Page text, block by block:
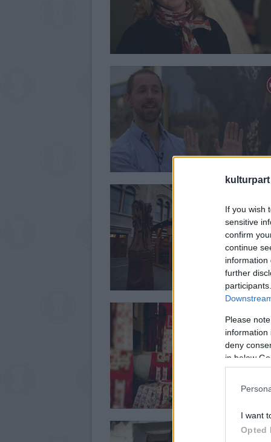
kulturpart
If you wish
sensitive
confirm
continue
information
further
Please
information
deny
in below
I want
Opted